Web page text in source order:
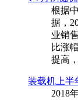
根据
据，
业销
比涨
提高
装载机上半
​2018